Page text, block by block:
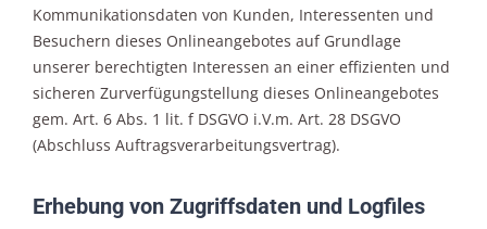
Kommunikationsdaten von Kunden, Interessenten und
Besuchern dieses Onlineangebotes auf Grundlage
unserer berechtigten Interessen an einer effizienten und
sicheren Zurverfügungstellung dieses Onlineangebotes
gem. Art. 6 Abs. 1 lit. f DSGVO i.V.m. Art. 28 DSGVO
(Abschluss Auftragsverarbeitungsvertrag).
Erhebung von Zugriffsdaten und Logfiles